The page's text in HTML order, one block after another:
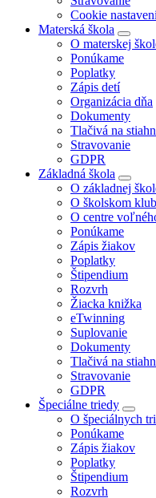
Cookie
Materská škola
O materskej
Ponúkame
Poplatky
Zápis detí
Organizácia dňa
Dokumenty
Tlačivá na
Stravovanie
GDPR
Základná škola
O základnej
O školskom
O centre
Ponúkame
Zápis žiakov
Poplatky
Štipendium
Rozvrh
Žiacka knižka
eTwinning
Suplovanie
Dokumenty
Tlačivá na
Stravovanie
GDPR
Špeciálne triedy
O špeciálnych
Ponúkame
Zápis žiakov
Poplatky
Štipendium
Rozvrh